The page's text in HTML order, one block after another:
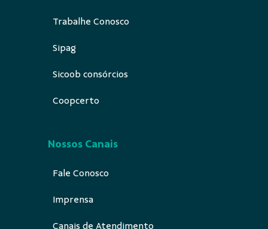
Trabalhe Conosco
Sipag
Sicoob consórcios
Coopcerto
Nossos Canais
Fale Conosco
Imprensa
Canais de Atendimento